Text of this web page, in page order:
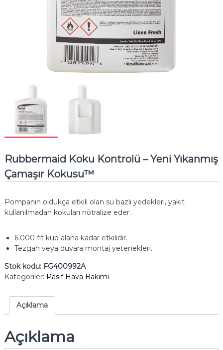
Rubbermaid Koku Kontrolü – Yeni Yıkanmış
Çamaşır Kokusu™
Pompanın oldukça etkili olan su bazlı yedekleri, yakıt
kullanılmadan kokuları nötralize eder.
6.000 fit küp alana kadar etkilidir.
Tezgah veya duvara montaj yetenekleri.
Stok kodu: FG400992A
Kategoriler: Pasif Hava Bakımı
Açıklama
Açıklama